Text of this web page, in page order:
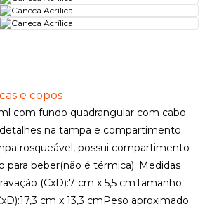
e copos
com fundo quadrangular com cabo
na tampa e compartimento
rosqueável, possui compartimento
para beber(não é térmica). Medidas
(CxD):7 cm x 5,5 cmTamanho
cm x 13,3 cmPeso aproximado